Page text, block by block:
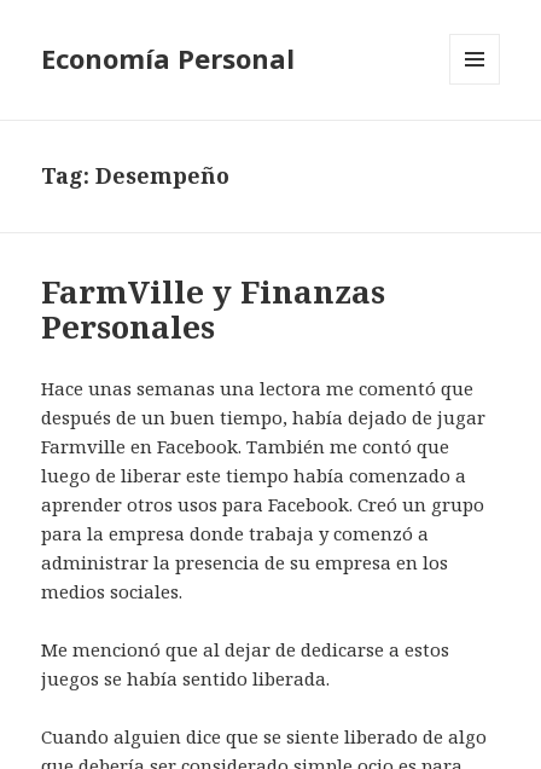
Economía Personal
Tag:Desempeño
FarmVille y Finanzas
Personales
Hace unas semanas una lectora me comentó que
después de un buen tiempo, había dejado de jugar
Farmville en Facebook. También me contó que
luego de liberar este tiempo había comenzado a
aprender otros usos para Facebook. Creó un grupo
para la empresa donde trabaja y comenzó a
administrar la presencia de su empresa en los
medios sociales.
Me mencionó que al dejar de dedicarse a estos
juegos se había sentido liberada.
Cuando alguien dice que se siente liberado de algo